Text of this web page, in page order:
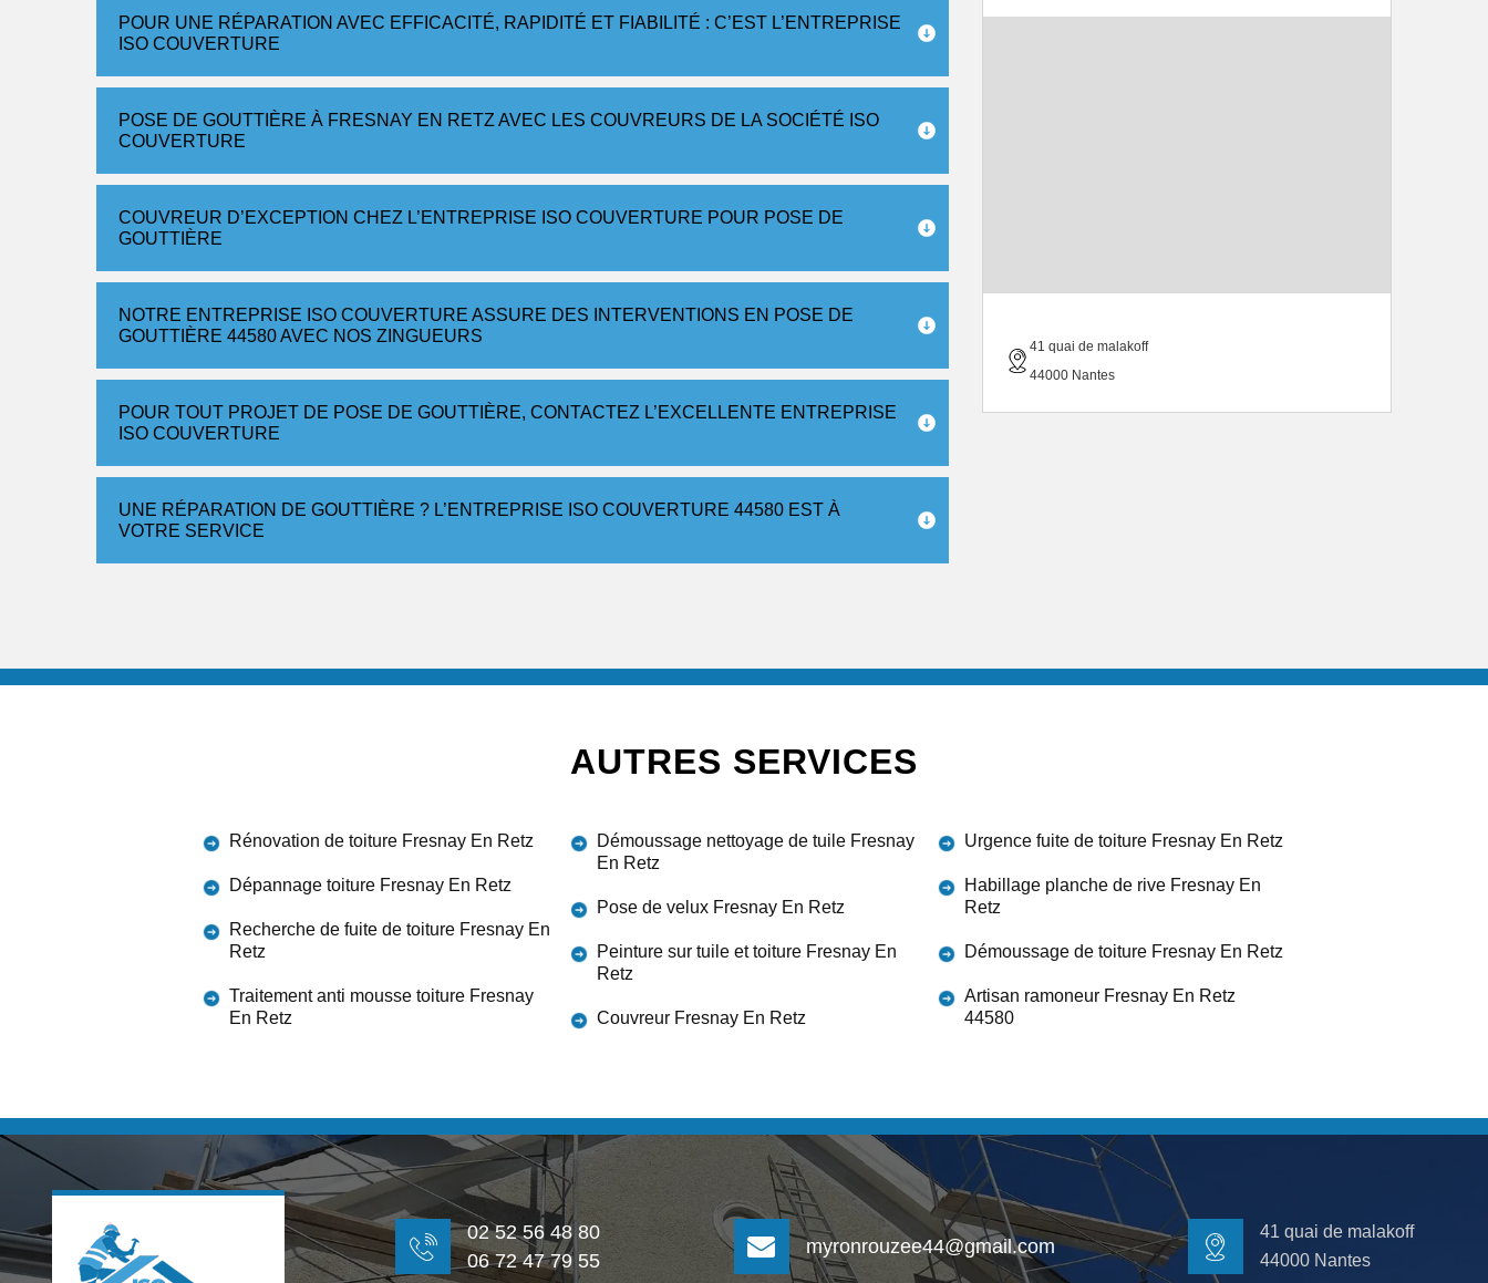
POUR UNE RÉPARATION AVEC EFFICACITÉ, RAPIDITÉ ET FIABILITÉ : C’EST L’ENTREPRISE
ISO COUVERTURE
POSE DE GOUTTIÈRE À FRESNAY EN RETZ AVEC LES COUVREURS DE LA SOCIÉTÉ ISO
COUVERTURE
COUVREUR D’EXCEPTION CHEZ L’ENTREPRISE ISO COUVERTURE POUR POSE DE
GOUTTIÈRE
NOTRE ENTREPRISE ISO COUVERTURE ASSURE DES INTERVENTIONS EN POSE DE
GOUTTIÈRE 44580 AVEC NOS ZINGUEURS
POUR TOUT PROJET DE POSE DE GOUTTIÈRE, CONTACTEZ L’EXCELLENTE ENTREPRISE
ISO COUVERTURE
UNE RÉPARATION DE GOUTTIÈRE ? L’ENTREPRISE ISO COUVERTURE 44580 EST À
VOTRE SERVICE
41 quai de malakoff
44000 Nantes
AUTRES SERVICES
Rénovation de toiture Fresnay En Retz
Dépannage toiture Fresnay En Retz
Recherche de fuite de toiture Fresnay En
Retz
Traitement anti mousse toiture Fresnay
En Retz
Démoussage nettoyage de tuile Fresnay
En Retz
Pose de velux Fresnay En Retz
Peinture sur tuile et toiture Fresnay En
Retz
Couvreur Fresnay En Retz
Urgence fuite de toiture Fresnay En Retz
Habillage planche de rive Fresnay En
Retz
Démoussage de toiture Fresnay En Retz
Artisan ramoneur Fresnay En Retz
44580
02 52 56 48 80
06 72 47 79 55
myronrouzee44@gmail.com
41 quai de malakoff
44000 Nantes